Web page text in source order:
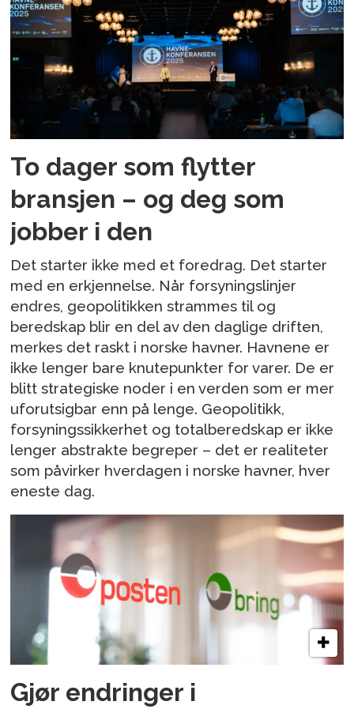
To dager som flytter
bransjen – og deg som
jobber i den
Det starter ikke med et foredrag. Det starter
med en erkjennelse. Når forsyningslinjer
endres, geopolitikken strammes til og
beredskap blir en del av den daglige driften,
merkes det raskt i norske havner. Havnene er
ikke lenger bare knutepunkter for varer. De er
blitt strategiske noder i en verden som er mer
uforutsigbar enn på lenge. Geopolitikk,
forsyningssikkerhet og totalberedskap er ikke
lenger abstrakte begreper – det er realiteter
som påvirker hverdagen i norske havner, hver
eneste dag.
Gjør endringer i